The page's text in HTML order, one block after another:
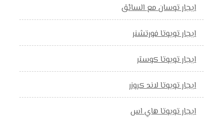
ايجار توسان مع السائق
ايجار تويوتا فورتشنر
ايجار تويوتا كوستر
ايجار تويوتا لاند كروزر
ايجار تويوتا هاي اس